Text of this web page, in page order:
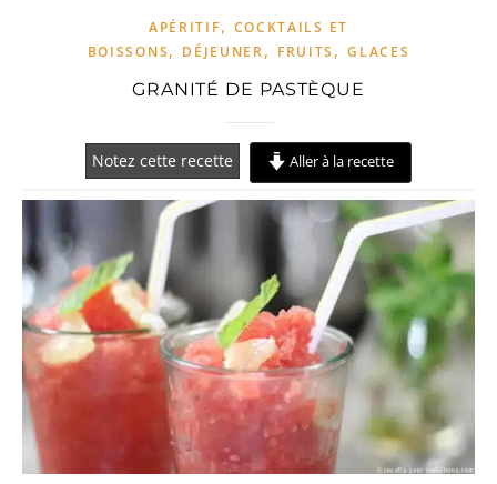
APÉRITIF, COCKTAILS ET
BOISSONS, DÉJEUNER, FRUITS ,GLACES
GRANITÉ DE PASTÈQUE
Notez cette recette Aller à la recette